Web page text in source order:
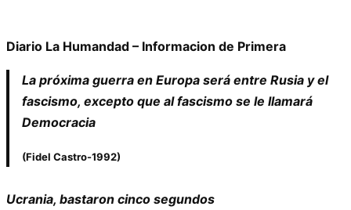
Diario La Humandad – Informacion de Primera
La próxima guerra en Europa será entre Rusia y el
fascismo, excepto que al fascismo se le llamará
Democracia
(Fidel Castro-1992)
Ucrania, bastaron cinco segundos